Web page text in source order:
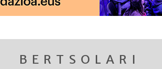
BERTSOLARI